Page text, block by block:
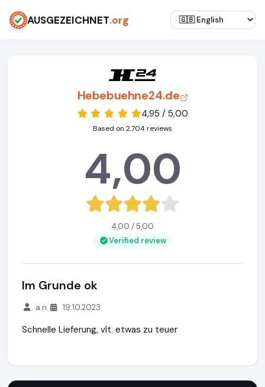
AUSGEZEICHNET.org
Hebebuehne24.de
4,95 / 5,00
Based on 2.704 reviews
4,00
4,00 / 5,00
Verified review
Im Grunde ok
a.n. 19.10.2023
Schnelle Lieferung, vlt. etwas zu teuer